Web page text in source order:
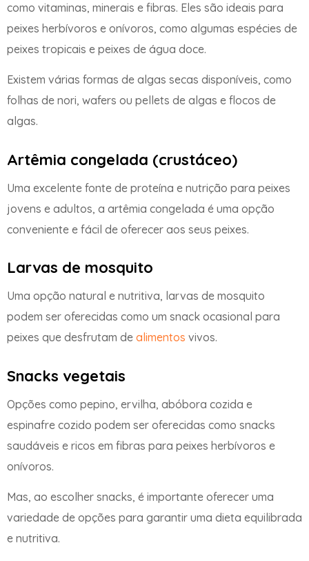
como vitaminas, minerais e fibras. Eles são ideais para
peixes herbívoros e onívoros, como algumas espécies de
peixes tropicais e peixes de água doce.
Existem várias formas de algas secas disponíveis, como
folhas de nori, wafers ou pellets de algas e flocos de
algas.
Artêmia congelada (crustáceo)
Uma excelente fonte de proteína e nutrição para peixes
jovens e adultos, a artêmia congelada é uma opção
conveniente e fácil de oferecer aos seus peixes.
Larvas de mosquito
Uma opção natural e nutritiva, larvas de mosquito
podem ser oferecidas como um snack ocasional para
peixes que desfrutam de alimentos vivos.
Snacks vegetais
Opções como pepino, ervilha, abóbora cozida e
espinafre cozido podem ser oferecidas como snacks
saudáveis e ricos em fibras para peixes herbívoros e
onívoros.
Mas, ao escolher snacks, é importante oferecer uma
variedade de opções para garantir uma dieta equilibrada
e nutritiva.